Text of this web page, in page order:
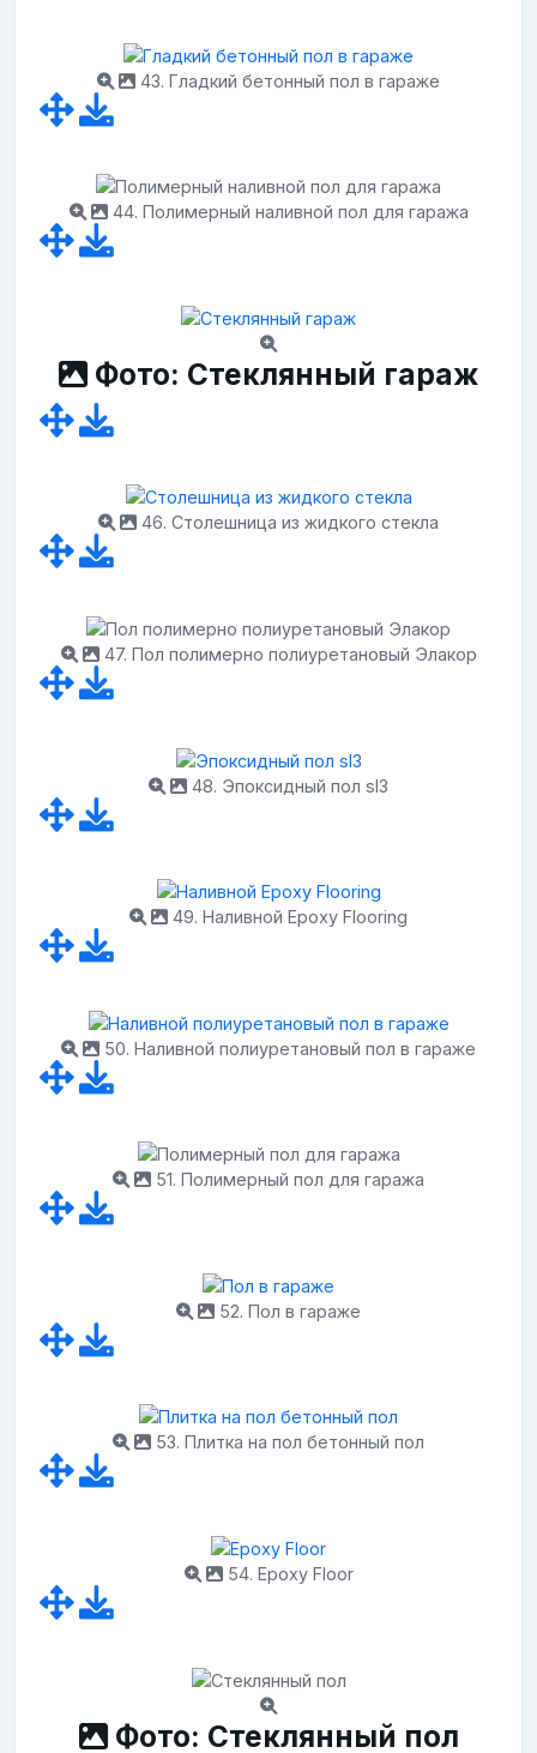
43. Гладкий бетонный пол в гараже
44. Полимерный наливной пол для гаража
Фото: Стеклянный гараж
46. Столешница из жидкого стекла
47. Пол полимерно полиуретановый Элакор
48. Эпоксидный пол sl3
49. Наливной Epoxy Flooring
50. Наливной полиуретановый пол в гараже
51. Полимерный пол для гаража
52. Пол в гараже
53. Плитка на пол бетонный пол
54. Epoxy Floor
Фото: Стеклянный пол